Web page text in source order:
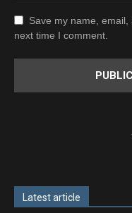
Save my name,
next time I comment.
Latest article